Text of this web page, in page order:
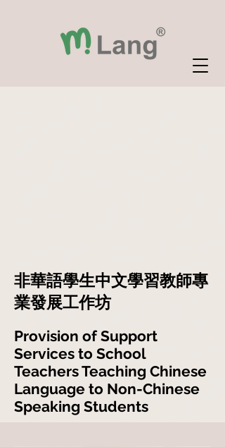
非華語學生中文學習教師專
業發展工作坊
Provision of Support
Services to School
Teachers Teaching Chinese
Language to Non-Chinese
Speaking Students